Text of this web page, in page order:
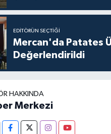
EDITÖRÜN SEÇTIĞI
Mercan'da Patates
Değerlendirildi
HAKKINDA
Merkezi